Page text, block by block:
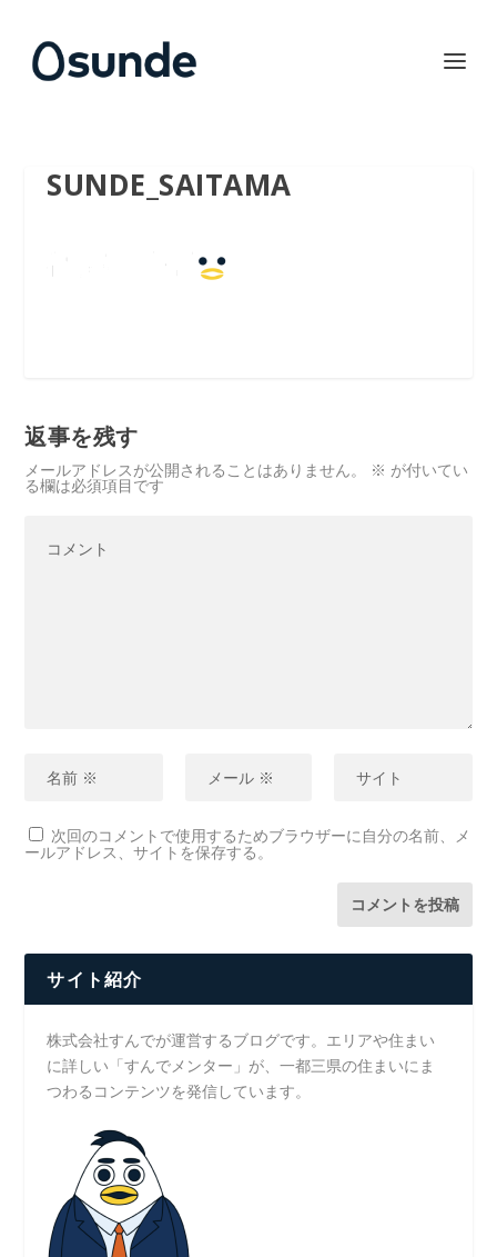
SUNDE_SAITAMA
返事を残す
メールアドレスが公開されることはありません。 ※ が付いてい
る欄は必須項目です
次回のコメントで使用するためブラウザーに自分の名前、メ
ールアドレス、サイトを保存する。
サイト紹介
株式会社すんでが運営するブログです。エリアや住まい
に詳しい「すんでメンター」が、一都三県の住まいにま
つわるコンテンツを発信しています。